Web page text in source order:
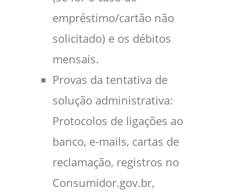
empréstimo/cartão não
solicitado) e os débitos
mensais.
Provas da tentativa de
solução administrativa:
Protocolos de ligações ao
banco, e-mails, cartas de
reclamação, registros no
Consumidor.gov.br,